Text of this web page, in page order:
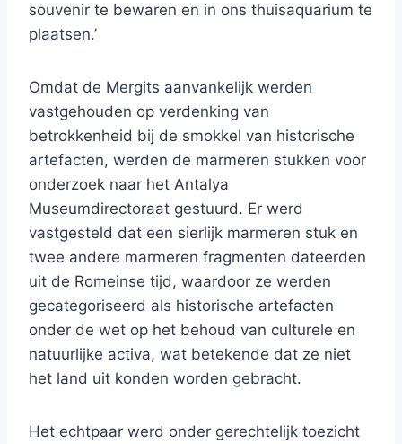
souvenir te bewaren en in ons thuisaquarium te
plaatsen.’
Omdat de Mergits aanvankelijk werden
vastgehouden op verdenking van
betrokkenheid bij de smokkel van historische
artefacten, werden de marmeren stukken voor
onderzoek naar het Antalya
Museumdirectoraat gestuurd. Er werd
vastgesteld dat een sierlijk marmeren stuk en
twee andere marmeren fragmenten dateerden
uit de Romeinse tijd, waardoor ze werden
gecategoriseerd als historische artefacten
onder de wet op het behoud van culturele en
natuurlijke activa, wat betekende dat ze niet
het land uit konden worden gebracht.
Het echtpaar werd onder gerechtelijk toezicht